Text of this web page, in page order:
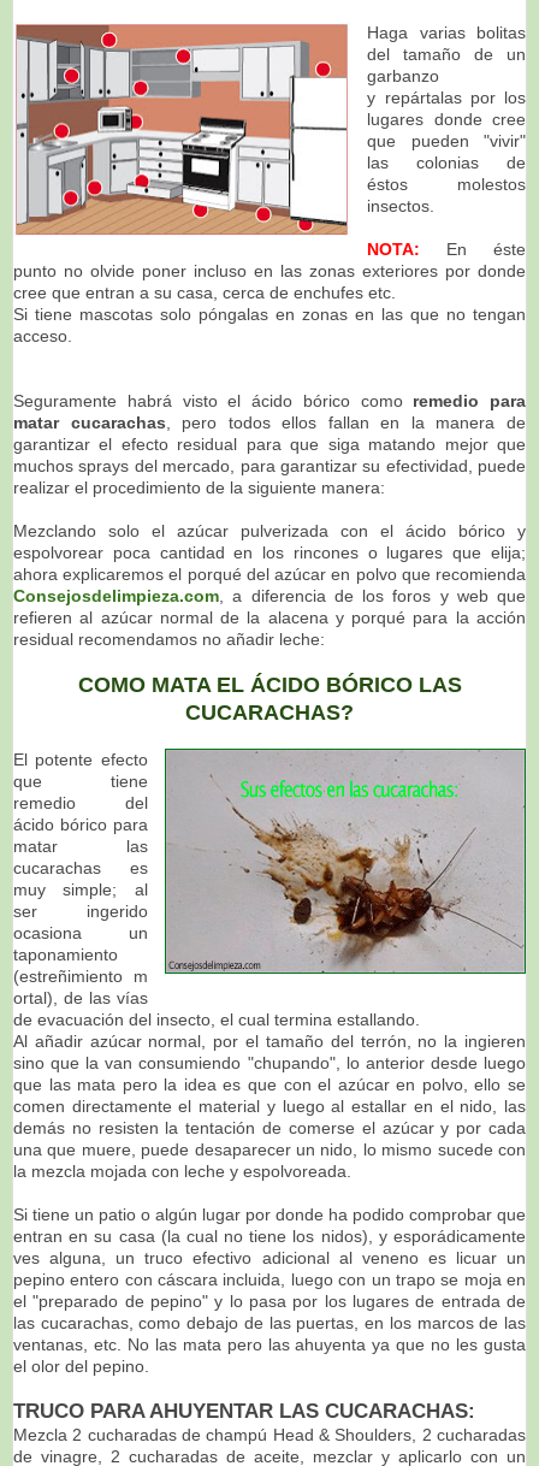
Haga varias bolitas
del tamaño de un
garbanzo
y repártalas por los
lugares donde cree
que pueden "vivir"
las colonias de
éstos molestos
insectos.
NOTA: En éste
punto no olvide poner incluso en las zonas exteriores por donde
cree que entran a su casa, cerca de enchufes etc.
Si tiene mascotas solo póngalas en zonas en las que no tengan
acceso.
Seguramente habrá visto el ácido bórico como remedio para
matar cucarachas , pero todos ellos fallan en la manera de
garantizar el efecto residual para que siga matando mejor que
muchos sprays del mercado, para garantizar su efectividad, puede
realizar el procedimiento de la siguiente manera:
Mezclando solo el azúcar pulverizada con el ácido bórico y
espolvorear poca cantidad en los rincones o lugares que elija;
ahora explicaremos el porqué del azúcar en polvo que recomienda
Consejosdelimpieza.com , a diferencia de los foros y web que
refieren al azúcar normal de la alacena y porqué para la acción
residual recomendamos no añadir leche:
COMO MATA EL ÁCIDO BÓRICO LAS
CUCARACHAS?
El potente efecto
que tiene
remedio del
ácido bórico para
matar las
cucarachas es
muy simple; al
ser ingerido
ocasiona un
taponamiento
(estreñimiento m
ortal), de las vías
de evacuación del insecto, el cual termina estallando.
Al añadir azúcar normal, por el tamaño del terrón, no la ingieren
sino que la van consumiendo "chupando", lo anterior desde luego
que las mata pero la idea es que con el azúcar en polvo, ello se
comen directamente el material y luego al estallar en el nido, las
demás no resisten la tentación de comerse el azúcar y por cada
una que muere, puede desaparecer un nido, lo mismo sucede con
la mezcla mojada con leche y espolvoreada.
Si tiene un patio o algún lugar por donde ha podido comprobar que
entran en su casa (la cual no tiene los nidos), y esporádicamente
ves alguna, un truco efectivo adicional al veneno es licuar un
pepino entero con cáscara incluida, luego con un trapo se moja en
el "preparado de pepino" y lo pasa por los lugares de entrada de
las cucarachas, como debajo de las puertas, en los marcos de las
ventanas, etc. No las mata pero las ahuyenta ya que no les gusta
el olor del pepino.
TRUCO PARA AHUYENTAR LAS CUCARACHAS:
Mezcla 2 cucharadas de champú Head & Shoulders, 2 cucharadas
de vinagre, 2 cucharadas de aceite, mezclar y aplicarlo con un